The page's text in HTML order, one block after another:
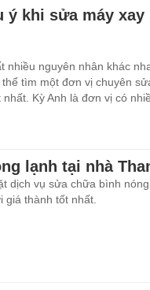
ý khi sửa máy
nhiều nguyên nhân khác
tìm một đơn vị chuyên
Kỳ Anh là đơn vị có
lạnh tại nhà
dịch vụ sửa chữa bình
giá thành tốt nhất.